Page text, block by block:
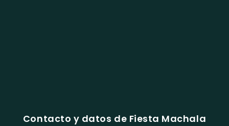
Contacto y datos de Fiesta Machala